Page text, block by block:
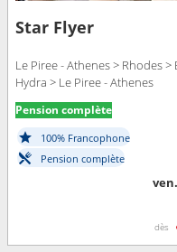
Star Flyer
Le Piree - Athenes > Rhodes
Hydra > Le Piree - Athenes
Pension complète
100% Francophone
Pension complète
dès